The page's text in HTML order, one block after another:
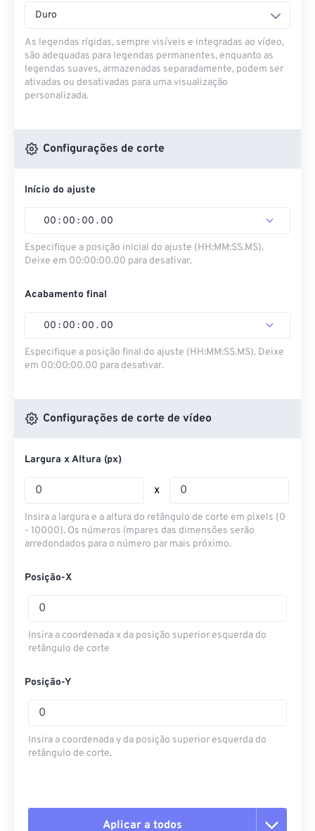
Duro
As legendas rígidas, sempre visíveis e integradas ao vídeo,
são adequadas para legendas permanentes, enquanto as
legendas suaves, armazenadas separadamente, podem ser
ativadas ou desativadas para uma visualização
personalizada.
Configurações de corte
Início do ajuste
00 : 00 : 00 . 00
Especifique a posição inicial do ajuste (HH:MM:SS.MS).
Deixe em 00:00:00.00 para desativar.
Acabamento final
00 : 00 : 00 . 00
Especifique a posição final do ajuste (HH:MM:SS.MS). Deixe
em 00:00:00.00 para desativar.
Configurações de corte de vídeo
Largura x Altura (px)
x
Insira a largura e a altura do retângulo de corte em pixels (0
- 10000). Os números ímpares das dimensões serão
arredondados para o número par mais próximo.
Posição-X
Insira a coordenada x da posição superior esquerda do
retângulo de corte
Posição-Y
Insira a coordenada y da posição superior esquerda do
retângulo de corte.
Aplicar a todos